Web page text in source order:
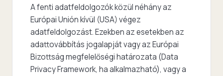
A fenti adatfeldolgozók közül néhány az
Európai Unión kívül (USA) végez
adatfeldolgozást. Ezekben az esetekben az
adattovábbítás jogalapját vagy az Európai
Bizottság megfelelőségi határozata (Data
Privacy Framework, ha alkalmazható), vagy a